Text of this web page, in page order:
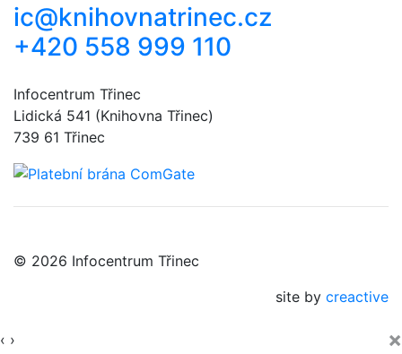
ic@knihovnatrinec.cz
+420 558 999 110
Infocentrum Třinec
Lidická 541 (Knihovna Třinec)
739 61 Třinec
© 2026 Infocentrum Třinec
site by creactive
‹ › ×